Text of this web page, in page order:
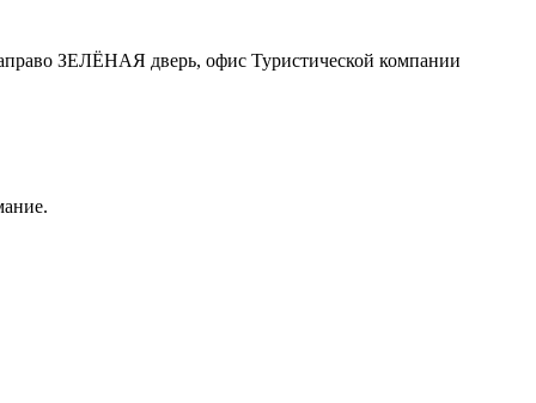
ЗЕЛЁНАЯ дверь, офис Туристической компании